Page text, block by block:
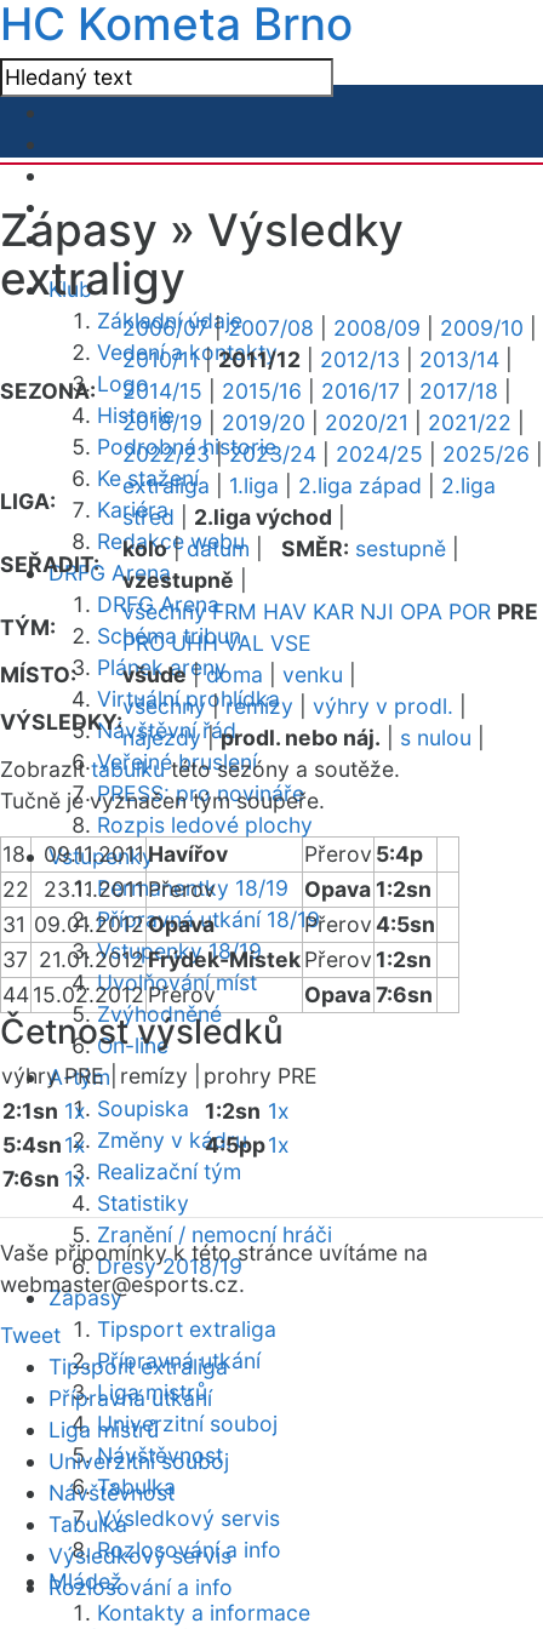
HC Kometa Brno
Klub
Základní údaje
Vedení a kontakty
Logo
Historie
Podrobná historie
Ke stažení
Kariéra
Redakce webu
DRFG Arena
DRFG Arena
Schéma tribun
Plánek areny
Virtuální prohlídka
Návštěvní řád
Veřejné bruslení
PRESS: pro novináře
Rozpis ledové plochy
Vstupenky
Permanentky 18/19
Přípravná utkání 18/19
Vstupenky 18/19
Uvolňování míst
Zvýhodněné
On-line
A-tým
Soupiska
Změny v kádru
Realizační tým
Statistiky
Zranění / nemocní hráči
Dresy 2018/19
Zápasy
Tipsport extraliga
Přípravná utkání
Liga mistrů
Univerzitní souboj
Návštěvnost
Tabulka
Výsledkový servis
Rozlosování a info
Mládež
Kontakty a informace
Zápasy » Výsledky
extraligy
SEZONA:
2006/07|2007/08 2008/09 2009/10
2010/11|2011/12 2012/13 2013/14
2014/15
2015/16 2016/17 2017/18
2018/19
2019/20 2020/21 2021/22
2022/23|2023/24 2024/25 2025/26
LIGA:
extraliga 1.liga 2.liga západ
2.liga
střed
2.liga východ
SEŘADIT:
kolo|datum SMĚR: sestupně
vzestupně
TÝM:
všechny FRM HAV KAR NJI OPA POR PRE
PRO UHH VAL VSE
MÍSTO:
všude|doma venku
VÝSLEDKY:
všechny|remízy výhry v prodl.
nájezdy|prodl. nebo náj. s nulou
Zobrazittabulkutéto sezóny a soutěže.
Tučně je vyznačen tým soupeře.
18 09.11.2011Havířov Přerov 5:4p
22
23.11.2011Přerov Opava 1:2sn
31 09.01.2012Opava Přerov4:5sn
37 21.01.2012Frýdek-MístekPřerov 1:2sn
4415.02.2012 Přerov Opava7:6sn
Četnost výsledků
výhry PRE | remízy |
prohry PRE
2:1sn 1x
5:4sn1x
7:6sn 1x
1:2sn 1x
4:5pp1x
Vaše připomínky k této stránce uvítáme na
webmaster@esports.cz.
Tweet
Tipsport extraliga
Přípravná utkání
Liga mistrů
Univerzitní souboj
Návštěvnost
Tabulka
Výsledkový servis
Rozlosování a info